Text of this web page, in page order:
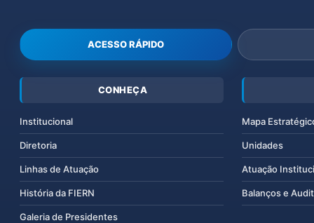
ACESSO RÁPIDO
CONHEÇA
Institucional
Diretoria
Linhas de Atuação
História da FIERN
Galeria de Presidentes
Mapa
Unidades
Atuação
Balanços e